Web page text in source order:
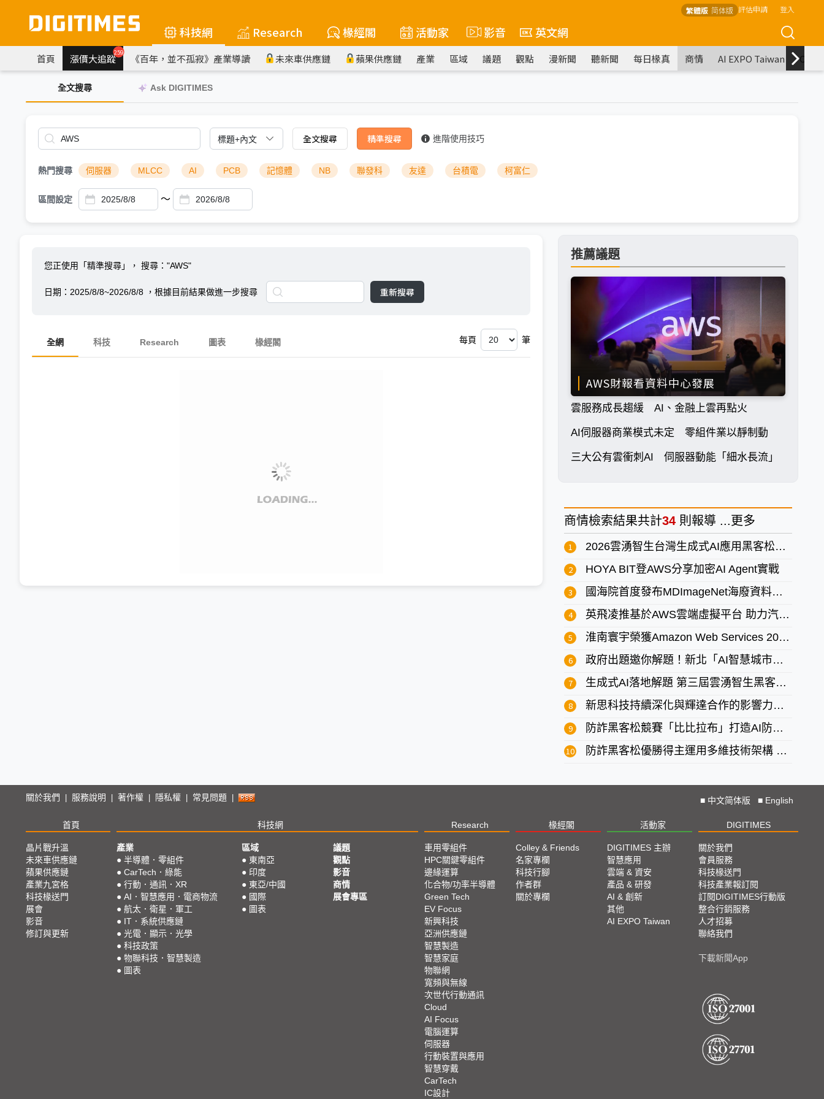
繁體版 简体版 評估申請 登入
科技網 Research 椽經閣 活動家 影音 英文網
首頁 漲價大追蹤259 《百年，並不孤寂》產業導讀 未來車供應鏈 蘋果供應鏈 產業 區域 議題 觀點 漫新聞 聽新聞 每日椽真 商情 AI EXPO Taiwan
全文搜尋 Ask DIGITIMES
全文搜尋 精準搜尋 進階使用技巧
熱門搜尋 伺服器 MLCC AI PCB 記憶體 NB 聯發科 友達 台積電 柯富仁
區間設定 ～
您正使用「精準搜尋」， 搜尋："AWS"
日期： 2025/8/8~2026/8/8 ，根據目前結果做進一步搜尋 重新搜尋
全網 科技 Research 圖表 椽經閣 每頁 筆
推薦議題
AWS財報看資料中心發展
雲服務成長趨緩 AI、金融上雲再點火
AI伺服器商業模式未定 零組件業以靜制動
三大公有雲衝刺AI 伺服器動能「細水長流」
商情檢索結果共計34 則報導 ...更多
2026雲湧智生台灣生成式AI應用黑客松競賽落幕
HOYA BIT登AWS分享加密AI Agent實戰
國海院首度發布MDImageNet海廢資料集 啟動辨識國際AI競賽
英飛凌推基於AWS雲端虛擬平台 助力汽車微控制器評估加速
淮南寰宇榮獲Amazon Web Services 2026 Consulting Rising Star
政府出題邀你解題！新北「AI智慧城市黑客松競賽」總獎金50萬
生成式AI落地解題 第三屆雲湧智生黑客松開放報名
新思科技持續深化與輝達合作的影響力與生態系創新
防詐黑客松競賽「比比拉布」打造AI防詐守門員 勇奪BitoPro組優勝
防詐黑客松優勝得主運用多維技術架構 防範詐騙實力受Gogolook肯定
關於我們 | 服務說明 | 著作權 | 隱私權 | 常見問題 | ■ 中文简体版 ■ English
首頁 科技網 Research 椽經閣 活動家 DIGITIMES
晶片戰升溫
未來車供應鏈
蘋果供應鏈
產業九宮格
科技椽送門
展會
影音
修訂與更新
產業
● 半導體．零組件
● CarTech．綠能
● 行動．通訊．XR
● AI．智慧應用．電商物流
● 航太．衛星．軍工
● IT．系統供應鏈
● 光電．顯示．光學
● 科技政策
● 物聯科技．智慧製造
● 圖表
區域
● 東南亞
● 印度
● 東亞/中國
● 國際
● 圖表
議題
觀點
影音
商情
展會專區
車用零組件
HPC關鍵零組件
邊緣運算
化合物/功率半導體
Green Tech
EV Focus
新興科技
亞洲供應鏈
智慧製造
智慧家庭
物聯網
寬頻與無線
次世代行動通訊
Cloud
AI Focus
電腦運算
伺服器
行動裝置與應用
智慧穿戴
CarTech
IC設計
Colley & Friends
名家專欄
科技行腳
作者群
關於專欄
DIGITIMES 主辦
智慧應用
雲端 & 資安
產品 & 研發
AI & 創新
其他
AI EXPO Taiwan
關於我們
會員服務
科技椽送門
科技產業報訂閱
訂閱DIGITIMES行動版
整合行銷服務
人才招募
聯絡我們
下載新聞App